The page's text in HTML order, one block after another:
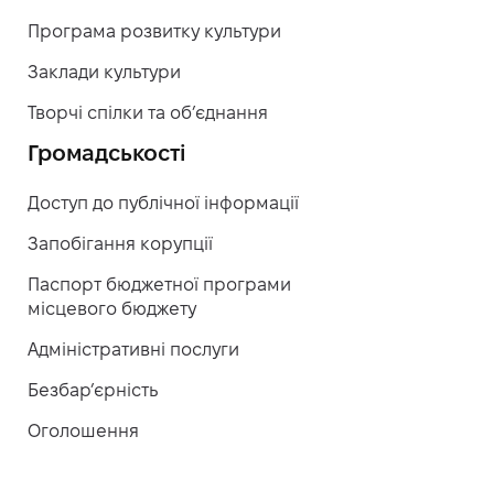
Програма розвитку культури
Заклади культури
Творчі спілки та об’єднання
Громадськості
Доступ до публічної інформації
Запобігання корупції
Паспорт бюджетної програми
місцевого бюджету
Адміністративні послуги
Безбар’єрність
Оголошення